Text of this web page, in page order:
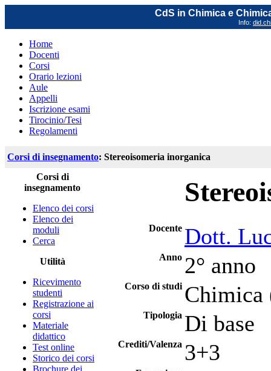
CdS in Chimica e
Info:
Home
Docenti
Corsi
Orario lezioni
Aule
Appelli
Iscrizione esami
Tirocinio/Tesi
Regolamenti
Corsi di insegnamento: Stereoisomeria inorganica
Corsi di
insegnamento
Elenco dei corsi
Elenco dei
moduli
Cerca
Utilità
Ricevimento
studenti
Registrazione ai
corsi
Materiale
didattico
Test online
Storico dei corsi
Brochure dei
Docente Dott.
Anno 2° anno
Corso di studi
Tipologia Di base
Crediti/Valenza 3+3